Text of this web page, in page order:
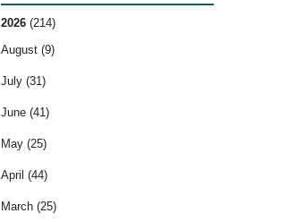
2026 (214)
August (9)
July (31)
June (41)
May (25)
April (44)
March (25)